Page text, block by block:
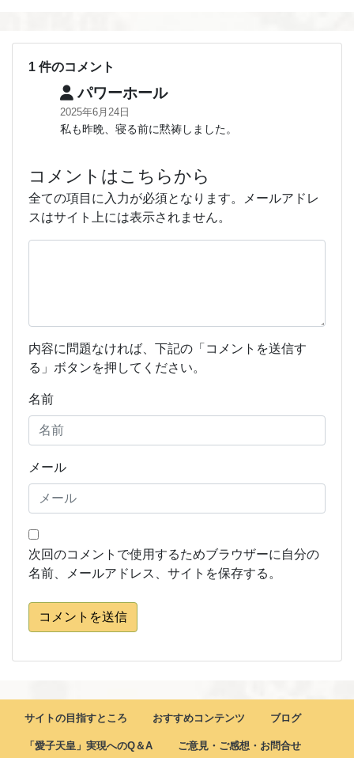
1 件のコメント
パワーホール
2025年6月24日
私も昨晩、寝る前に黙祷しました。
コメントはこちらから
全ての項目に入力が必須となります。メールアドレ
スはサイト上には表示されません。
内容に問題なければ、下記の「コメントを送信す
る」ボタンを押してください。
名前
メール
次回のコメントで使用するためブラウザーに自分の
名前、メールアドレス、サイトを保存する。
コメントを送信
サイトの目指すところ おすすめコンテンツ ブログ
「愛子天皇」実現へのQ＆A ご意見・ご感想・お問合せ